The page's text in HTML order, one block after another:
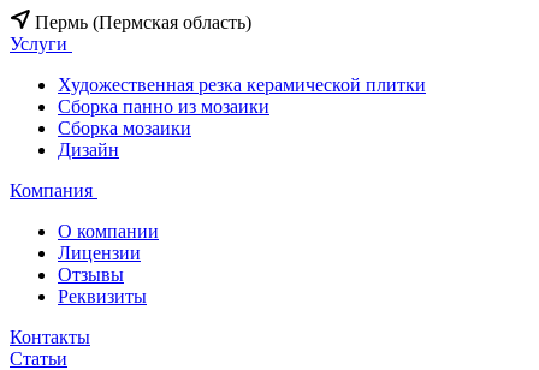
Пермь (Пермская область)
Услуги
Художественная резка керамической плитки
Сборка панно из мозаики
Сборка мозаики
Дизайн
Компания
О компании
Лицензии
Отзывы
Реквизиты
Контакты
Статьи